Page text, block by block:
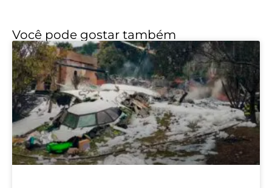
Você pode gostar também